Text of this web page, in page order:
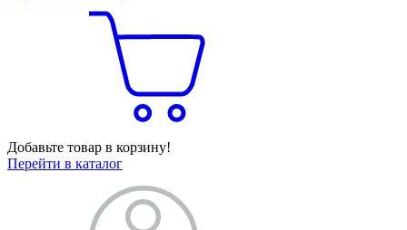
Добавьте товар в корзину!
Перейти в каталог